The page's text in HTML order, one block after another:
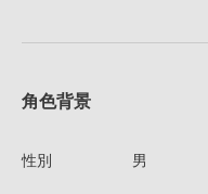
角色背景
性別 男